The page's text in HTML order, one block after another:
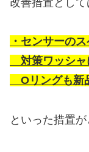
改善措置として
・センサーの
対策ワッシャ
Oリングも新
といった措置が